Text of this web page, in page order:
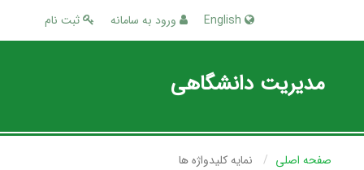
ثبت نام ورود به سامانه
مدیریت دانشگاهی
صفحه اصلی نمایه کلیدواژه ها